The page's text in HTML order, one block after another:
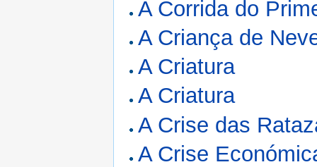
A Corrida do
A Criança de
A Criatura
A Criatura
A Crise das
A Crise